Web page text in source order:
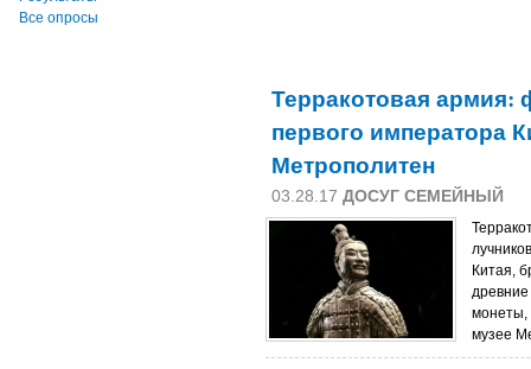
Все опросы
Терракотовая армия:
первого императора
Метрополитен
03.28.17 ДОСУГ СЕМЕЙНЫЙ
Китая,
монеты,
музее